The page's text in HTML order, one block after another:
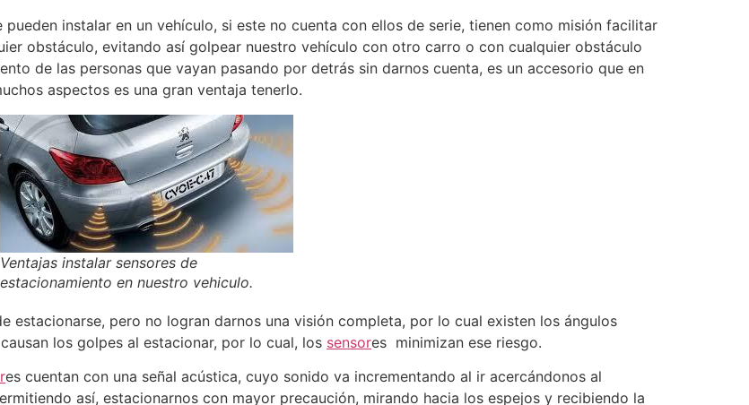
instalar en un vehículo, si este no cuenta con ellos de serie, tienen como misión facilitar
obstáculo, evitando así golpear nuestro vehículo con otro carro o con cualquier obstáculo
de las personas que vayan pasando por detrás sin darnos cuenta, es un accesorio que en
aspectos es una gran ventaja tenerlo.
Ventajas instalar sensores de
estacionamiento en nuestro vehiculo.
estacionarse, pero no logran darnos una visión completa, por lo cual existen los ángulos
los golpes al estacionar, por lo cual, los sensores minimizan ese riesgo.
es cuentan con una señal acústica, cuyo sonido va incrementando al ir acercándonos al
así, estacionarnos con mayor precaución, mirando hacia los espejos y recibiendo la